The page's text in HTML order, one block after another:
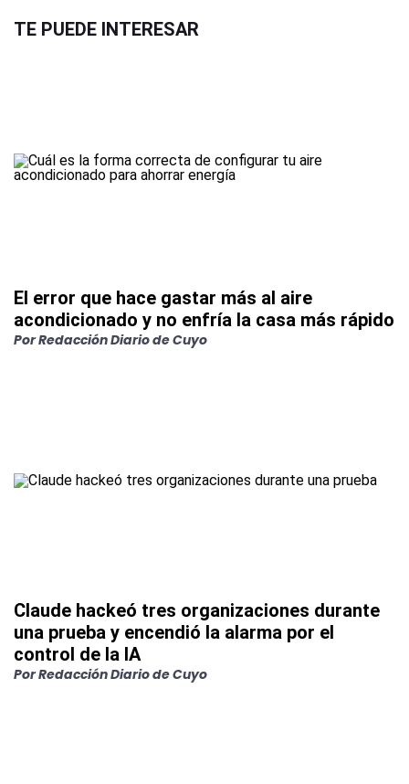
TE PUEDE INTERESAR
El error que hace gastar más al aire
acondicionado y no enfría la casa más rápido
PorRedacción Diario de Cuyo
Claude hackeó tres organizaciones durante
una prueba y encendió la alarma por el
control de la IA
PorRedacción Diario de Cuyo